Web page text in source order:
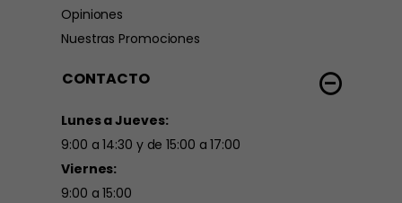
Opiniones
Nuestras Promociones
CONTACTO
Lunes a Jueves:
9:00 a 14:30 y de 15:00 a 17:00
Viernes:
9:00 a 15:00